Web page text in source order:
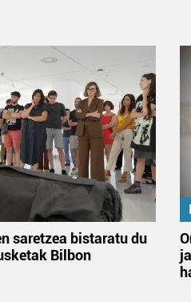
saretzea bistaratu du
Bilbon